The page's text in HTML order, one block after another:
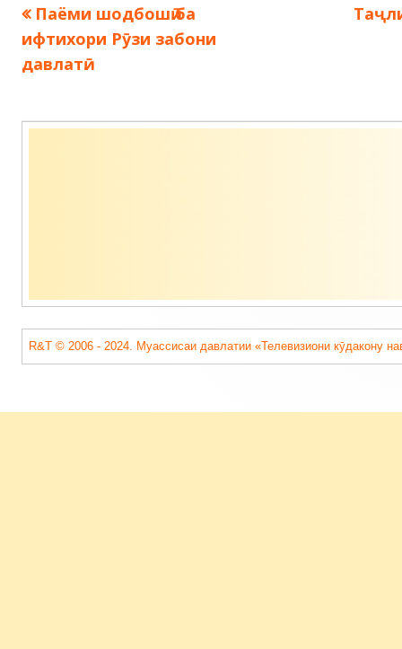
Навигация
по
Предыдущая
запись:
Паёми шодбошӣ ба
ифтихори Рӯзи забони
давлатӣ.
Содержимое
R&T © 2006 - 2024. Муассисаи давлатии «Телевизиони кӯдакону